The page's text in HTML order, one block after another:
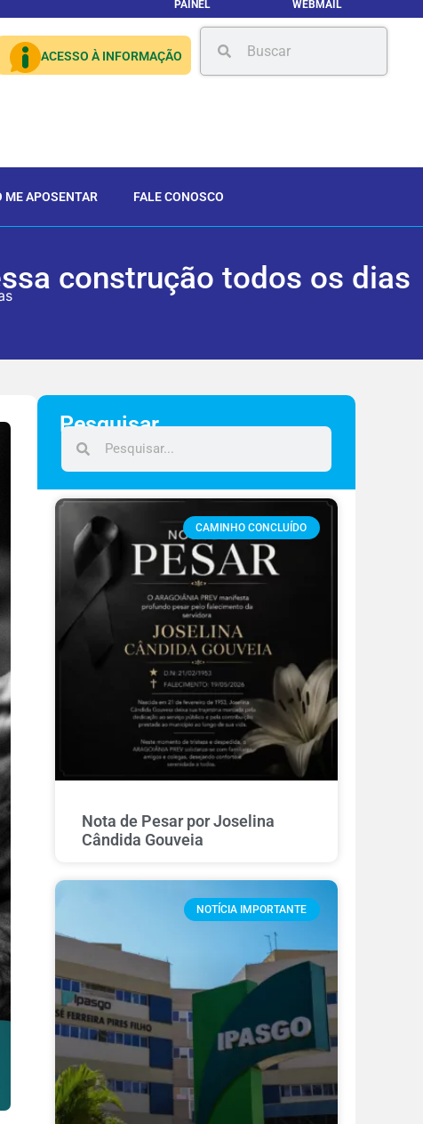
PAINEL WEBMAIL
ACESSO À INFORMAÇÃO
ME APOSENTAR FALE CONOSCO
construção todos os dias
Pesquisar
CAMINHO CONCLUÍDO
Nota de Pesar por Joselina
Cândida Gouveia
NOTÍCIA IMPORTANTE